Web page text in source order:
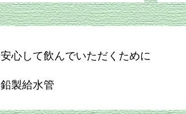
安心して飲んでいただくために
鉛製給水管